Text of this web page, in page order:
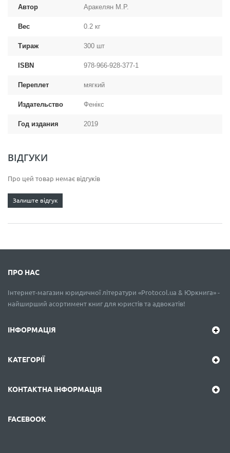
Автор Аракелян М.Р.
Вес 0.2 кг
Тираж 300 шт
ISBN 978-966-928-377-1
Переплет мягкий
Издательство Фенікс
Год издания 2019
ВІДГУКИ
Про цей товар немає відгуків
Залиште відгук
ПРО НАС
Інтернет-магазин юридичної літератури «Protocol.ua & Юркнига» -
найширший асортимент книг для юристів та адвокатів!
ІНФОРМАЦІЯ
КАТЕГОРІЇ
КОНТАКТНА ІНФОРМАЦІЯ
FACEBOOK